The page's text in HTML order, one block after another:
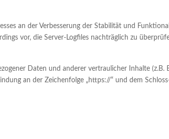
an der Verbesserung der Stabilität und
vor, die Server-Logfiles nachträglich zu
Daten und anderer vertraulicher Inhalte (z.B.
an der Zeichenfolge „https://“ und dem